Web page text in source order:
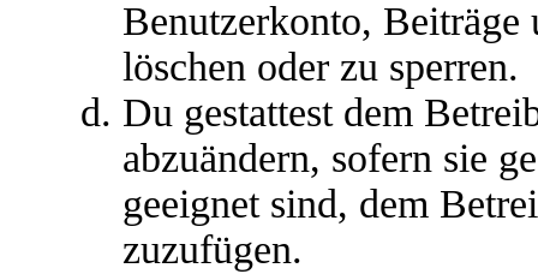
Benutzerkonto,
löschen oder zu sperren.
Du gestattest dem
abzuändern, sofern sie
geeignet sind, dem
zuzufügen.